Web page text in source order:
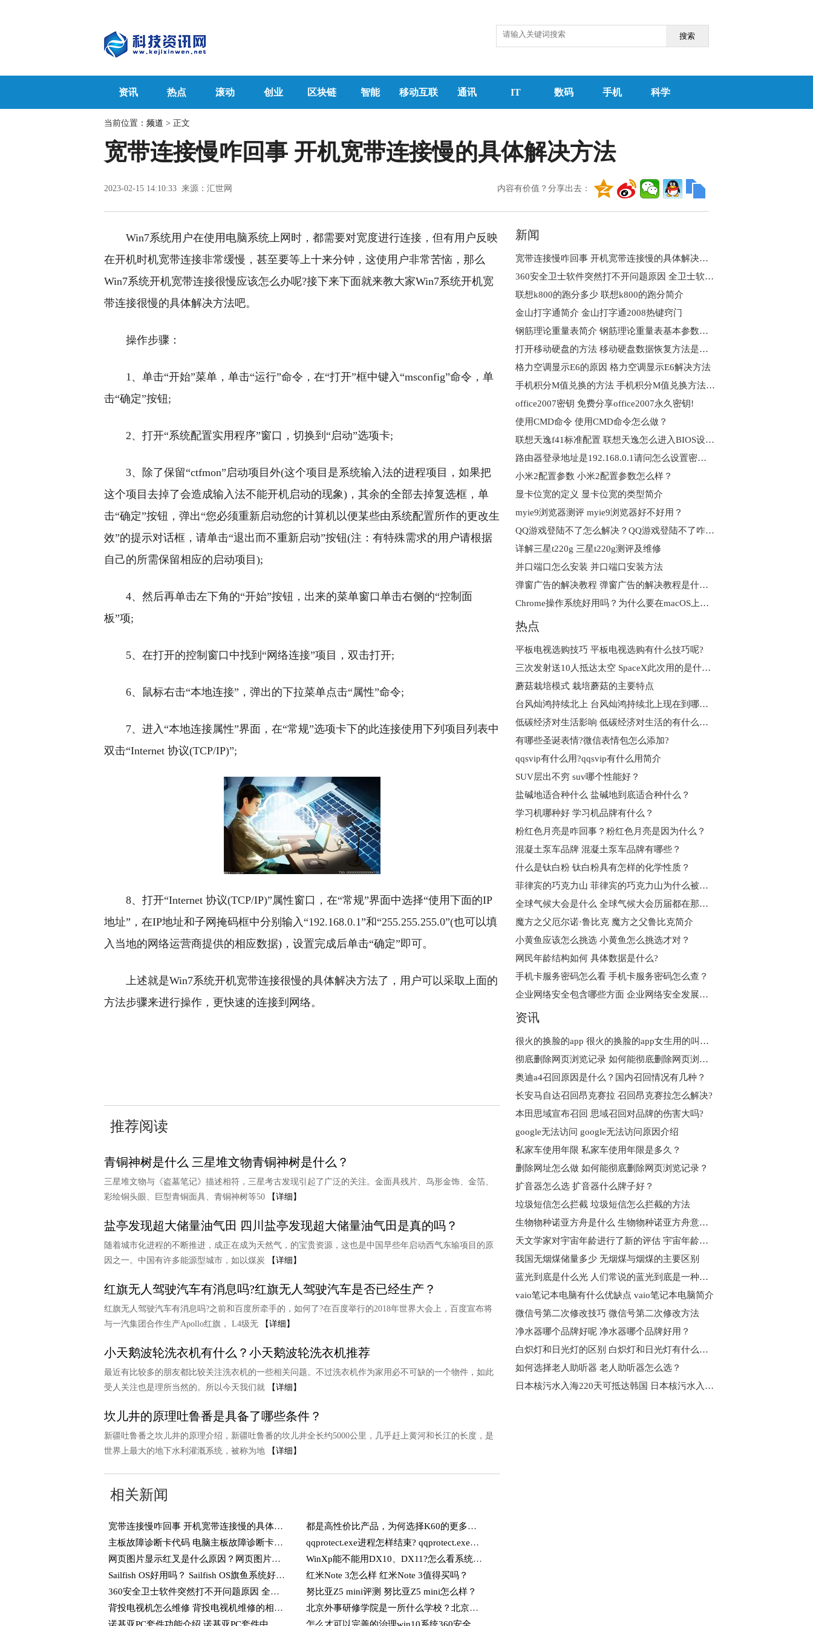
搜索
资讯 热点 滚动 创业 区块链 智能 移动互联 通讯 IT 数码 手机 科学
当前位置： 频道 > 正文
宽带连接慢咋回事 开机宽带连接慢的具体解决方法
2023-02-15 14:10:33 来源：汇世网 内容有价值？分享出去：
Win7系统用户在使用电脑系统上网时，都需要对宽度进行连接，但有用户反映
在开机时机宽带连接非常缓慢，甚至要等上十来分钟，这使用户非常苦恼，那么
Win7系统开机宽带连接很慢应该怎么办呢?接下来下面就来教大家Win7系统开机宽
带连接很慢的具体解决方法吧。
操作步骤：
1、单击“开始”菜单，单击“运行”命令，在“打开”框中键入“msconfig”命令，单
击“确定”按钮;
2、打开“系统配置实用程序”窗口，切换到“启动”选项卡;
3、除了保留“ctfmon”启动项目外(这个项目是系统输入法的进程项目，如果把
这个项目去掉了会造成输入法不能开机启动的现象)，其余的全部去掉复选框，单
击“确定”按钮，弹出“您必须重新启动您的计算机以便某些由系统配置所作的更改生
效”的提示对话框，请单击“退出而不重新启动”按钮(注：有特殊需求的用户请根据
自己的所需保留相应的启动项目);
4、然后再单击左下角的“开始”按钮，出来的菜单窗口单击右侧的“控制面
板”项;
5、在打开的控制窗口中找到“网络连接”项目，双击打开;
6、鼠标右击“本地连接”，弹出的下拉菜单点击“属性”命令;
7、进入“本地连接属性”界面，在“常规”选项卡下的此连接使用下列项目列表中
双击“Internet 协议(TCP/IP)”;
8、打开“Internet 协议(TCP/IP)”属性窗口，在“常规”界面中选择“使用下面的IP
地址”，在IP地址和子网掩码框中分别输入“192.168.0.1”和“255.255.255.0”(也可以填
入当地的网络运营商提供的相应数据)，设置完成后单击“确定”即可。
上述就是Win7系统开机宽带连接很慢的具体解决方法了，用户可以采取上面的
方法步骤来进行操作，更快速的连接到网络。
推荐阅读
青铜神树是什么 三星堆文物青铜神树是什么？
三星堆文物与《盗墓笔记》描述相符，三星考古发现引起了广泛的关注。金面具残片、鸟形金饰、金箔、
彩绘铜头眼、巨型青铜面具、青铜神树等50
【详细】
盐亭发现超大储量油气田 四川盐亭发现超大储量油气田是真的吗？
随着城市化进程的不断推进，成正在成为天然气，的宝贵资源，这也是中国早些年启动西气东输项目的原
因之一。中国有许多能源型城市，如以煤炭
【详细】
红旗无人驾驶汽车有消息吗?红旗无人驾驶汽车是否已经生产？
红旗无人驾驶汽车有消息吗?之前和百度所牵手的，如何了?在百度举行的2018年世界大会上，百度宣布将
与一汽集团合作生产Apollo红旗， L4级无
【详细】
小天鹅波轮洗衣机有什么？小天鹅波轮洗衣机推荐
最近有比较多的朋友都比较关注洗衣机的一些相关问题。不过洗衣机作为家用必不可缺的一个物件，如此
受人关注也是理所当然的。所以今天我们就
【详细】
坎儿井的原理吐鲁番是具备了哪些条件？
新疆吐鲁番之坎儿井的原理介绍，新疆吐鲁番的坎儿井全长约5000公里，几乎赶上黄河和长江的长度，是
世界上最大的地下水利灌溉系统，被称为地
【详细】
相关新闻
宽带连接慢咋回事 开机宽带连接慢的具体解决方法
都是高性价比产品，为何选择K60的更多，网友说了这几个原因
主板故障诊断卡代码 电脑主板故障诊断卡代码大全
qqprotect.exe进程怎样结束? qqprotect.exe进程结束步骤
网页图片显示红叉是什么原因？网页图片显示红叉处理方法步骤
WinXp能不能用DX10、DX11?怎么看系统的dx9.0c版本?
Sailfish OS好用吗？ Sailfish OS旗鱼系统好用吗 ?
红米Note 3怎么样 红米Note 3值得买吗？
360安全卫士软件突然打不开问题原因 全卫士软件突然打不开解决方法
努比亚Z5 mini评测 努比亚Z5 mini怎么样？
背投电视机怎么维修 背投电视机维修的相关知识介绍
北京外事研修学院是一所什么学校？北京外事研修学院介绍
新闻
宽带连接慢咋回事 开机宽带连接慢的具体解决方法
360安全卫士软件突然打不开问题原因 全卫士软件突然打不开解决方法
联想k800的跑分多少 联想k800的跑分简介
金山打字通简介 金山打字通2008热键窍门
钢筋理论重量表简介 钢筋理论重量表基本参数及计算简式
打开移动硬盘的方法 移动硬盘数据恢复方法是什么？
格力空调显示E6的原因 格力空调显示E6解决方法
手机积分M值兑换的方法 手机积分M值兑换方法/步骤
office2007密钥 免费分享office2007永久密钥!
使用CMD命令 使用CMD命令怎么做？
联想天逸f41标准配置 联想天逸怎么进入BIOS设置?
路由器登录地址是192.168.0.1请问怎么设置密码呢?
小米2配置参数 小米2配置参数怎么样？
显卡位宽的定义 显卡位宽的类型简介
myie9浏览器测评 myie9浏览器好不好用？
QQ游戏登陆不了怎么解决？QQ游戏登陆不了咋回事？
详解三星t220g 三星t220g测评及维修
并口端口怎么安装 并口端口安装方法
弹窗广告的解决教程 弹窗广告的解决教程是什么？
Chrome操作系统好用吗？为什么要在macOS上使用Chrome？
热点
平板电视选购技巧 平板电视选购有什么技巧呢?
三次发射送10人抵达太空 SpaceX此次用的是什么飞船？
蘑菇栽培模式 栽培蘑菇的主要特点
台风灿鸿持续北上 台风灿鸿持续北上现在到哪了？
低碳经济对生活影响 低碳经济对生活的有什么影响？
有哪些圣诞表情?微信表情包怎么添加?
qqsvip有什么用?qqsvip有什么用简介
SUV层出不穷 suv哪个性能好？
盐碱地适合种什么 盐碱地到底适合种什么？
学习机哪种好 学习机品牌有什么？
粉红色月亮是咋回事？粉红色月亮是因为什么？
混凝土泵车品牌 混凝土泵车品牌有哪些？
什么是钛白粉 钛白粉具有怎样的化学性质？
菲律宾的巧克力山 菲律宾的巧克力山为什么被说是第八大奇迹？
全球气候大会是什么 全球气候大会历届都在那举行的？
魔方之父厄尔诺·鲁比克 魔方之父鲁比克简介
小黄鱼应该怎么挑选 小黄鱼怎么挑选才对？
网民年龄结构如何 具体数据是什么?
手机卡服务密码怎么看 手机卡服务密码怎么查？
企业网络安全包含哪些方面 企业网络安全发展趋势
资讯
很火的换脸的app 很火的换脸的app女生用的叫什么?
彻底删除网页浏览记录 如何能彻底删除网页浏览记录？
奥迪a4召回原因是什么？国内召回情况有几种？
长安马自达召回昂克赛拉 召回昂克赛拉怎么解决?
本田思域宣布召回 思域召回对品牌的伤害大吗?
google无法访问 google无法访问原因介绍
私家车使用年限 私家车使用年限是多久？
删除网址怎么做 如何能彻底删除网页浏览记录？
扩音器怎么选 扩音器什么牌子好？
垃圾短信怎么拦截 垃圾短信怎么拦截的方法
生物物种诺亚方舟是什么 生物物种诺亚方舟意义何在？
天文学家对宇宙年龄进行了新的评估 宇宙年龄到底是什么？
我国无烟煤储量多少 无烟煤与烟煤的主要区别
蓝光到底是什么光 人们常说的蓝光到底是一种什么光
vaio笔记本电脑有什么优缺点 vaio笔记本电脑简介
微信号第二次修改技巧 微信号第二次修改方法
净水器哪个品牌好呢 净水器哪个品牌好用？
白炽灯和日光灯的区别 白炽灯和日光灯有什么不一样？
如何选择老人助听器 老人助听器怎么选？
日本核污水入海220天可抵达韩国 日本核污水入海有什么不好？